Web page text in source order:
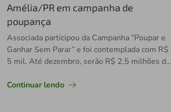
Amélia/PR em campanha de
poupança
Associada participou da Campanha “Poupar e
Ganhar Sem Parar” e foi contemplada com R$
5 mil. Até dezembro, serão R$ 2,5 milhões de
Continuar lendo